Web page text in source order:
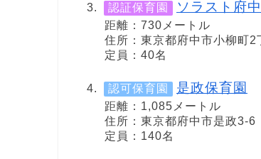
認証保育園 ソラスト府中
距離：730メートル
住所：東京都府中市小柳町
定員：40名
認可保育園 是政保育園
距離：1,085メートル
住所：東京都府中市是政3-6
定員：140名